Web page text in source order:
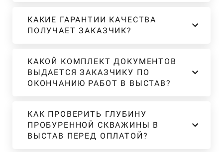
КАКИЕ ГАРАНТИИ КАЧЕСТВА
ПОЛУЧАЕТ ЗАКАЗЧИК?
КАКОЙ КОМПЛЕКТ ДОКУМЕНТОВ
ВЫДАЕТСЯ ЗАКАЗЧИКУ ПО
ОКОНЧАНИЮ РАБОТ В ВЫСТАВ?
КАК ПРОВЕРИТЬ ГЛУБИНУ
ПРОБУРЕННОЙ СКВАЖИНЫ В
ВЫСТАВ ПЕРЕД ОПЛАТОЙ?